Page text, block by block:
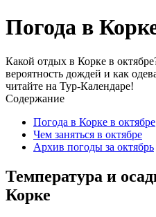
Погода в
Какой отдых в Корке в
вероятность дождей и как
читайте на Тур-Календаре!
Содержание
Погода в Корке в октябре
Чем заняться в октябре
Архив погоды за октябрь
Температура и
Корке